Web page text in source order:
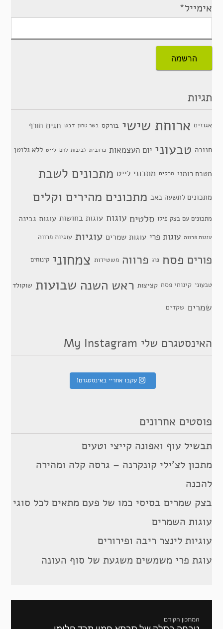
אימייל*
תגיות
אגוזים ארוחת שישי בורקס בשר טחון דבש חגים חורף
חנוכה טבעוני יום העצמאות כרובית לביבות לחם לייט ללא גלוטן
מטבח רומני מרקים מתכוני לייט מתכונים לשבת
מתכונים לתשעה באב מתכונים מהירים וקלים
מתכונים עם בצק פילו סלטים עוגות עוגות בחושות עוגות גבינה
עוגות פרווה עוגות פרי עוגות שמרים עוגיות עוגיות פרווה
פורים פסח פרג פרווה פשטידות צמחוני קינוחים
טבעוני קינוחי פסח קציצות ראש השנה שבועות שוקולד
שמרים שקדים
האינסטגרם שלי My Instagram
עקבו אחריי באינסטגרם!
פוסטים אחרונים
תבשיל עוף ואפונה קייצי וטעים
מתכון לצ’ילי קונקרנה – גרסה קלה ומהירה
להכנה
בצק שמרים בסיסי כמו של פעם מתאים לכל סוגי
עוגות השמרים
עוגיות לינצר ריבה ופירורים
עוגת פרי משמשים משגעת של סוף העונה
המתכון הקודם